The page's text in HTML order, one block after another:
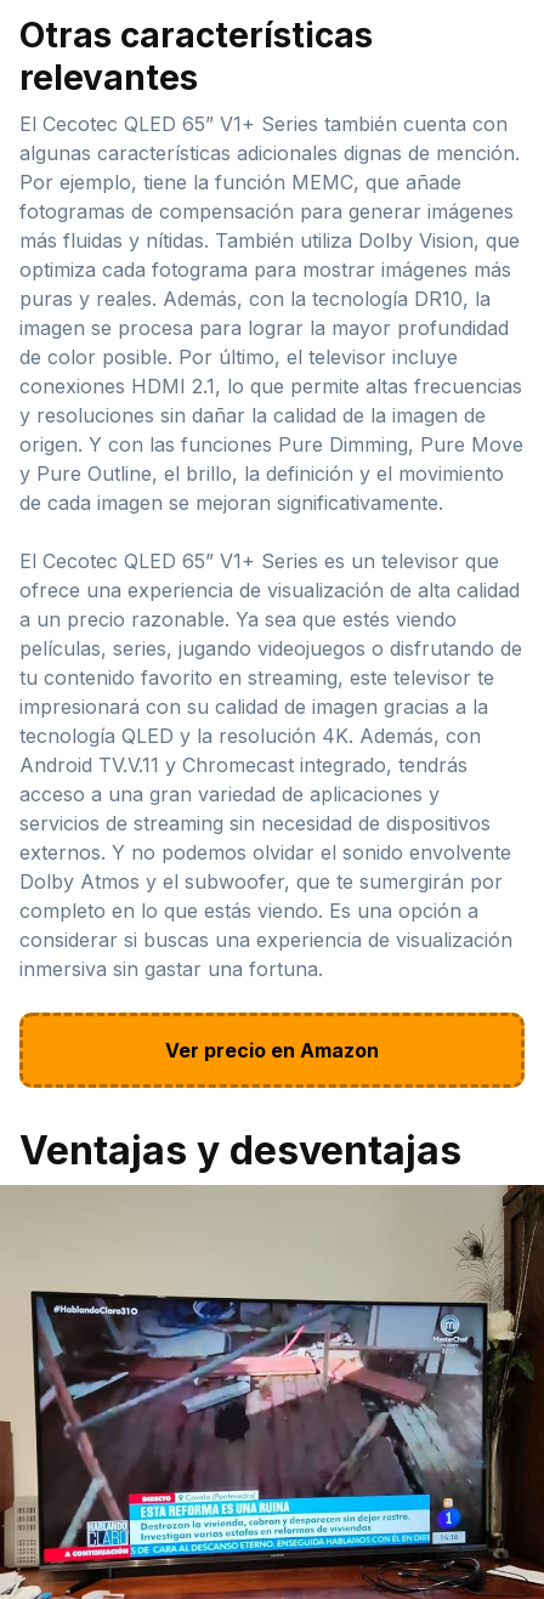
Otras características
relevantes
El Cecotec QLED 65” V1+ Series también cuenta con
algunas características adicionales dignas de mención.
Por ejemplo, tiene la función MEMC, que añade
fotogramas de compensación para generar imágenes
más fluidas y nítidas. También utiliza Dolby Vision, que
optimiza cada fotograma para mostrar imágenes más
puras y reales. Además, con la tecnología DR10, la
imagen se procesa para lograr la mayor profundidad
de color posible. Por último, el televisor incluye
conexiones HDMI 2.1, lo que permite altas frecuencias
y resoluciones sin dañar la calidad de la imagen de
origen. Y con las funciones Pure Dimming, Pure Move
y Pure Outline, el brillo, la definición y el movimiento
de cada imagen se mejoran significativamente.
El Cecotec QLED 65” V1+ Series es un televisor que
ofrece una experiencia de visualización de alta calidad
a un precio razonable. Ya sea que estés viendo
películas, series, jugando videojuegos o disfrutando de
tu contenido favorito en streaming, este televisor te
impresionará con su calidad de imagen gracias a la
tecnología QLED y la resolución 4K. Además, con
Android TV.V.11 y Chromecast integrado, tendrás
acceso a una gran variedad de aplicaciones y
servicios de streaming sin necesidad de dispositivos
externos. Y no podemos olvidar el sonido envolvente
Dolby Atmos y el subwoofer, que te sumergirán por
completo en lo que estás viendo. Es una opción a
considerar si buscas una experiencia de visualización
inmersiva sin gastar una fortuna.
Ver precio en Amazon
Ventajas y desventajas